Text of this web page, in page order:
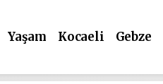
Yaşam Kocaeli Gebze